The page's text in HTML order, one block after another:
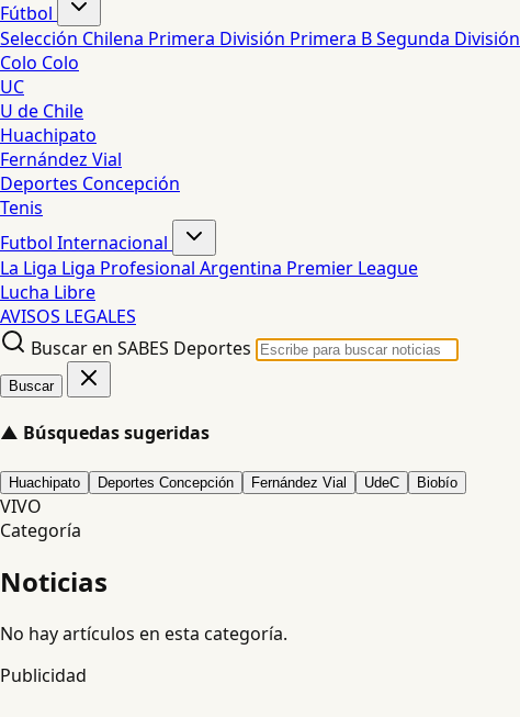
Fútbol
Selección Chilena Primera División Primera BSegunda División
Colo Colo
UC
U de Chile
Huachipato
Fernández Vial
Deportes Concepción
Tenis
Futbol Internacional
La Liga Liga Profesional Argentina Premier League
Lucha Libre
AVISOS LEGALES
Buscar en SABES Deportes
Buscar
▲ Búsquedas sugeridas
Huachipato Deportes Concepción Fernández Vial UdeC Biobío
VIVO
Categoría
Noticias
No hay artículos en esta categoría.
Publicidad